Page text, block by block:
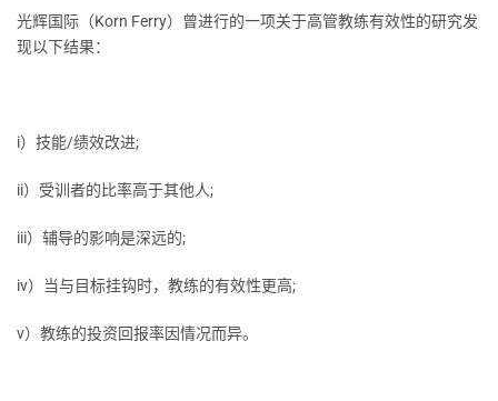
光辉国际（Korn Ferry）曾进行的一项关于高管教练有效性的研究发
现以下结果：
i）技能/绩效改进;
ii）受训者的比率高于其他人;
iii）辅导的影响是深远的;
iv）当与目标挂钩时，教练的有效性更高;
v）教练的投资回报率因情况而异。